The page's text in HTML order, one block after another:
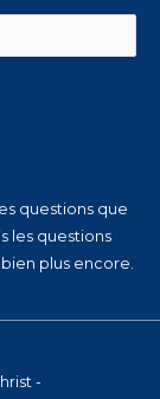
questions que
les questions
plus encore.
-